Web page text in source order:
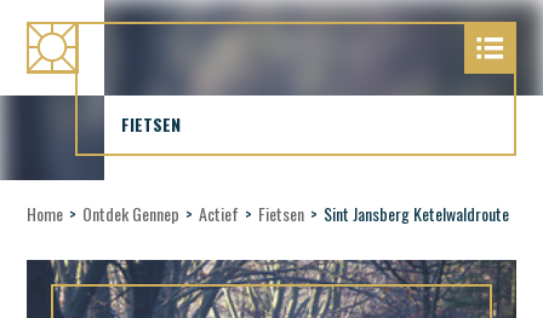
FIETSEN
Home > Ontdek Gennep > Actief > Fietsen > Sint Jansberg Ketelwaldroute